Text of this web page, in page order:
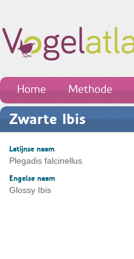
Home Methode
Zwarte Ibis
Latijnse naam
Plegadis falcinellus
Engelse naam
Glossy Ibis